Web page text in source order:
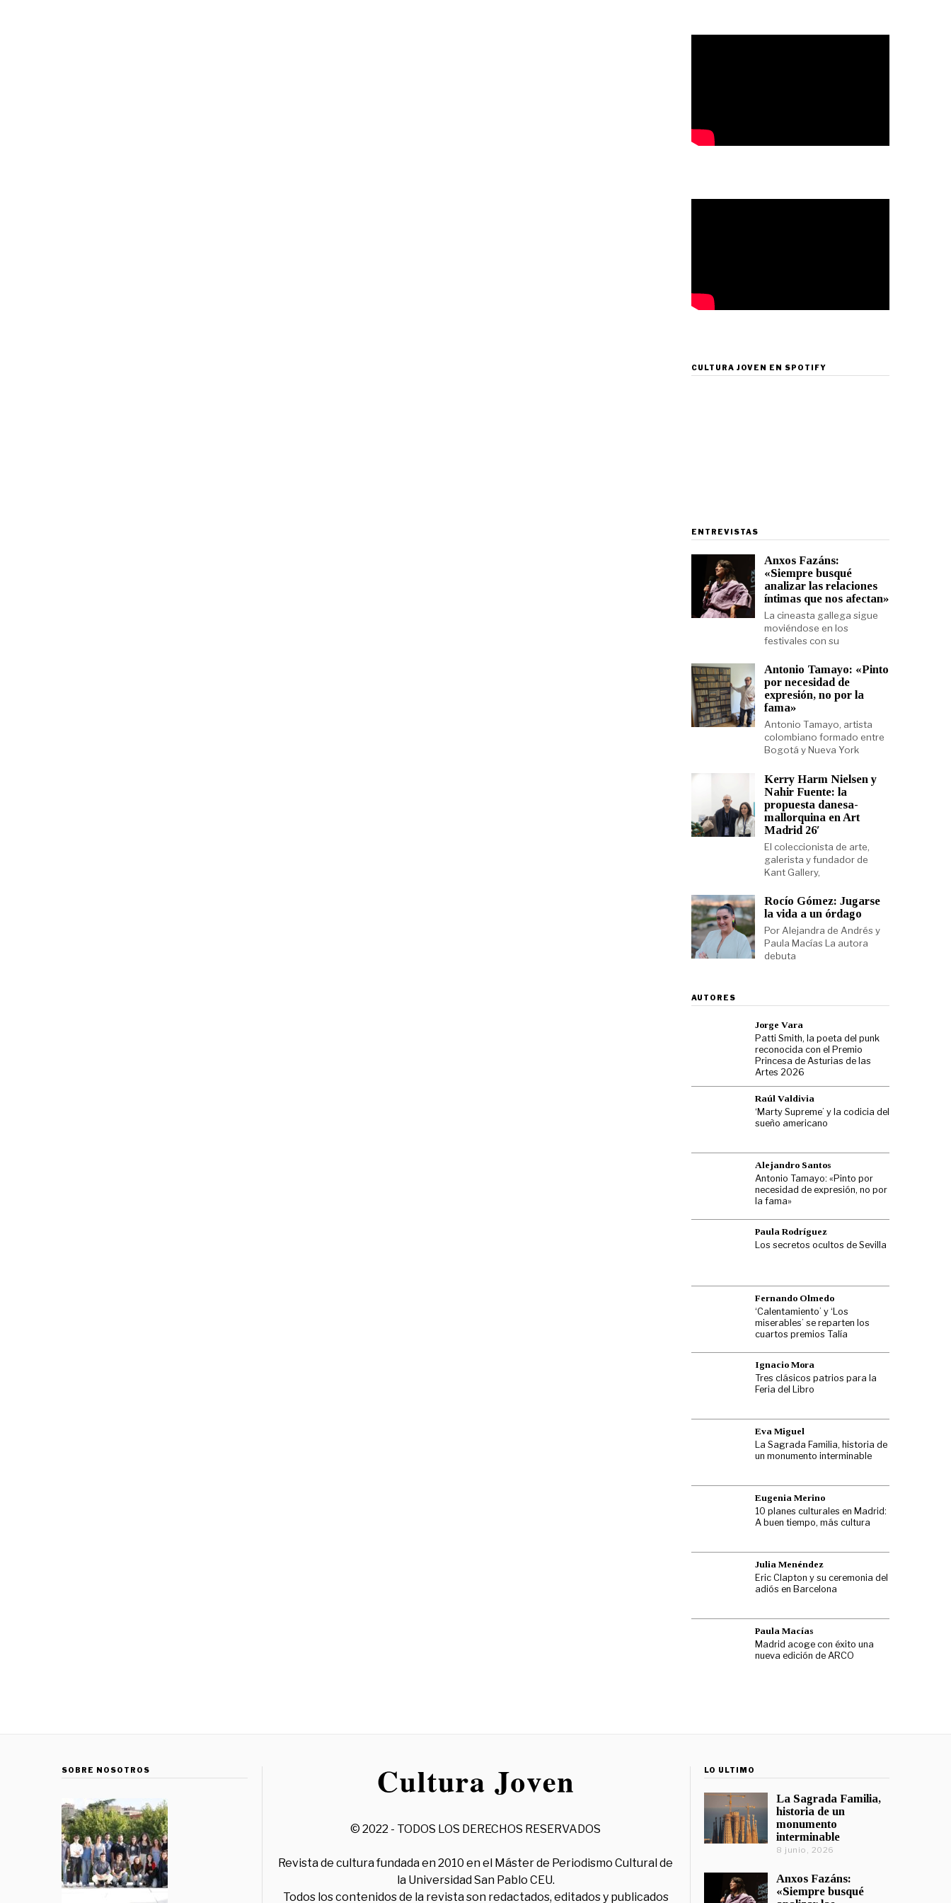
CULTURA JOVEN EN SPOTIFY
ENTREVISTAS
Anxos Fazáns:
«Siempre busqué
analizar las relaciones
íntimas que nos afectan»
La cineasta gallega sigue
moviéndose en los
festivales con su
Antonio Tamayo: «Pinto
por necesidad de
expresión, no por la
fama»
Antonio Tamayo, artista
colombiano formado entre
Bogotá y Nueva York
Kerry Harm Nielsen y
Nahir Fuente: la
propuesta danesa-
mallorquina en Art
Madrid 26′
El coleccionista de arte,
galerista y fundador de
Kant Gallery,
Rocío Gómez: Jugarse
la vida a un órdago
Por Alejandra de Andrés y
Paula Macías La autora
debuta
AUTORES
Jorge Vara
Patti Smith, la poeta del punk
reconocida con el Premio
Princesa de Asturias de las
Artes 2026
Raúl Valdivia
‘Marty Supreme’ y la codicia del
sueño americano
Alejandro Santos
Antonio Tamayo: «Pinto por
necesidad de expresión, no por
la fama»
Paula Rodríguez
Los secretos ocultos de Sevilla
Fernando Olmedo
‘Calentamiento’ y ‘Los
miserables’ se reparten los
cuartos premios Talía
Ignacio Mora
Tres clásicos patrios para la
Feria del Libro
Eva Miguel
La Sagrada Familia, historia de
un monumento interminable
Eugenia Merino
10 planes culturales en Madrid:
A buen tiempo, más cultura
Julia Menéndez
Eric Clapton y su ceremonia del
adiós en Barcelona
Paula Macías
Madrid acoge con éxito una
nueva edición de ARCO
SOBRE NOSOTROS
© 2022 - TODOS LOS DERECHOS RESERVADOS
Revista de cultura fundada en 2010 en el Máster de Periodismo Cultural de
la Universidad San Pablo CEU.
Todos los contenidos de la revista son redactados, editados y publicados
LO ÚLTIMO
La Sagrada Familia,
historia de un
monumento
interminable
8 junio, 2026
Anxos Fazáns:
«Siempre busqué